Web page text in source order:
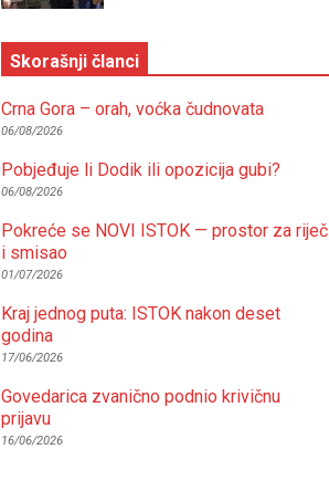
Skorašnji članci
Crna Gora – orah, voćka čudnovata
06/08/2026
Pobjeđuje li Dodik ili opozicija gubi?
06/08/2026
Pokreće se NOVI ISTOK — prostor za riječ
i smisao
01/07/2026
Kraj jednog puta: ISTOK nakon deset
godina
17/06/2026
Govedarica zvanično podnio krivičnu
prijavu
16/06/2026